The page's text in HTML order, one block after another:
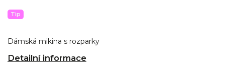
Dámská mikina s rozparky
Detailní informace
Tip